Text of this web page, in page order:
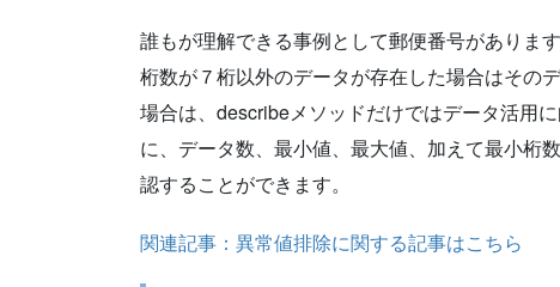
誰もが理解できる事例として郵便番号がありま
桁数が７桁以外のデータが存在した場合はその
場合は、describeメソッドだけではデータ活用
に、データ数、最小値、最大値、加えて最小桁
認することができます。
関連記事：異常値排除に関する記事はこちら